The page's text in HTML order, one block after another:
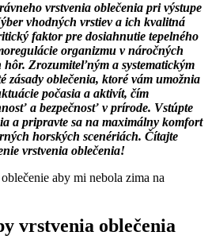
vrstvenia oblečenia pri výstupe
vhodných vrstiev a ich kvalitná
faktor pre dosiahnutie tepelného
organizmu v náročných
Zrozumiteľným a systematickým
zásady oblečenia, ktoré vám umožnia
počasia a aktivít, čím
a bezpečnosť v prírode. Vstúpte
a pripravte sa na maximálny komfort
horských scenériách. Čítajte
vrstvenia oblečenia!
vrstvenia oblečenia